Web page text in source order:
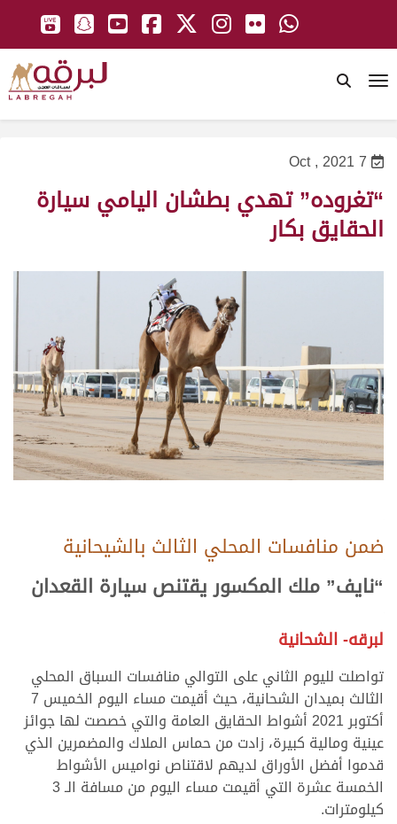
7 Oct , 2021
“تغروده” تهدي بطشان اليامي سيارة
الحقايق بكار
ضمن منافسات المحلي الثالث بالشيحانية
“نايف” ملك المكسور يقتنص سيارة القعدان
لبرقه- الشحانية
تواصلت لليوم الثاني على التوالي منافسات السباق المحلي
الثالث بميدان الشحانية، حيث أقيمت مساء اليوم الخميس 7
أكتوبر 2021 أشواط الحقايق العامة والتي خصصت لها جوائز
عينية ومالية كبيرة، زادت من حماس الملاك والمضمرين الذي
قدموا أفضل الأوراق لديهم لاقتناص نواميس الأشواط
الخمسة عشرة التي أقيمت مساء اليوم من مسافة الـ 3
كيلومترات.